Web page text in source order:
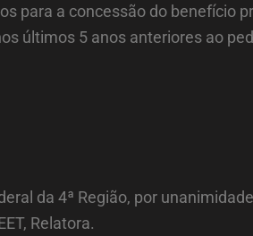
para a concessão do benefício
últimos 5 anos anteriores ao
da 4ª Região, por
Relatora.